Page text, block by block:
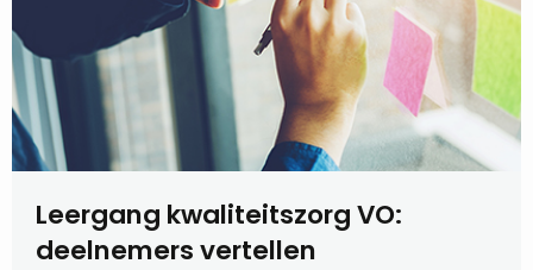
Leergang kwaliteitszorg VO:
deelnemers vertellen